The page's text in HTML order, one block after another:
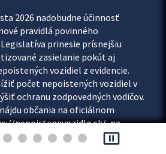
2026 nadobudne účinnosť
pravidlá povinného
prinesie prísnejšiu
zasielanie pokút aj
vozidiel z evidencie.
počet nepoistených vozidiel v
ochranu zodpovedných vodičov.
občania na oficiálnom
nepoistenevozidlo.sk/, na
aj možnosť overiť si...
pause_presentation